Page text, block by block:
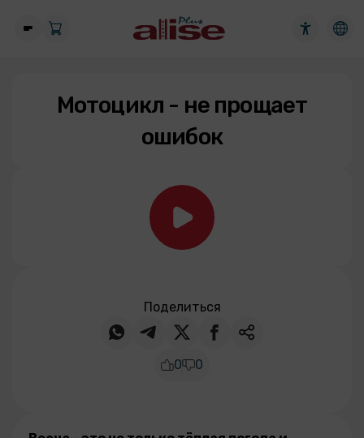
Мотоцикл - не прощает
ошибок
Поделиться
0 0